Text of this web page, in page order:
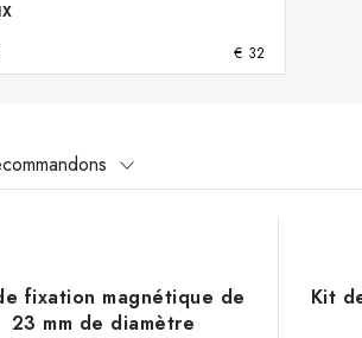
€ 32
fixation magnétique de
23 mm de diamètre
Kit